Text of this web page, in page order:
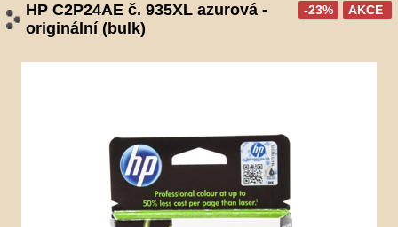
AKCE
-23%
HP C2P24AE č. 935XL azurová -
originální (bulk)